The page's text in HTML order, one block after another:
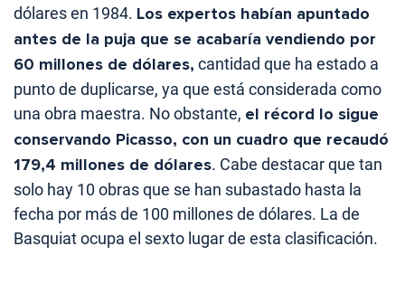
dólares en 1984. Los expertos habían apuntado
antes de la puja que se acabaría vendiendo por
60 millones de dólares, cantidad que ha estado a
punto de duplicarse, ya que está considerada como
una obra maestra. No obstante, el récord lo sigue
conservando Picasso, con un cuadro que recaudó
179,4 millones de dólares. Cabe destacar que tan
solo hay 10 obras que se han subastado hasta la
fecha por más de 100 millones de dólares. La de
Basquiat ocupa el sexto lugar de esta clasificación.